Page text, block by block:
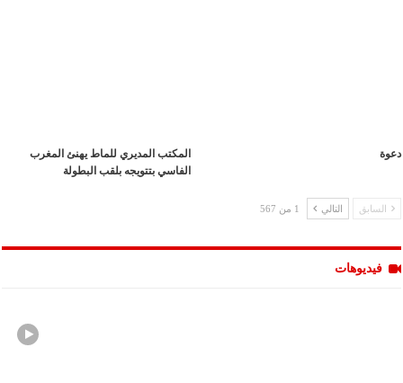
دعوة
المكتب المديري للماط يهنئ المغرب
الفاسي بتتويجه بلقب البطولة
السابق التالي 1 من 567
فيديوهات